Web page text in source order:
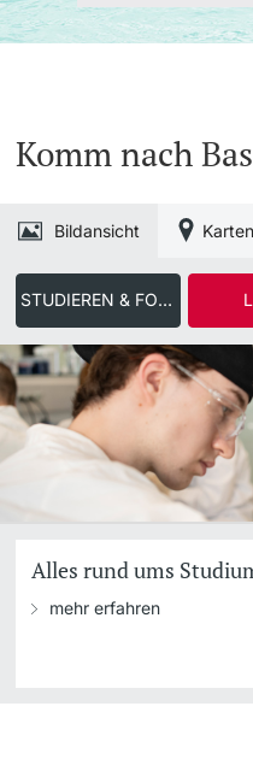
Komm nach
STUDIEREN & FORSCHEN
Bildansicht
Alles rund ums
mehr erfahren